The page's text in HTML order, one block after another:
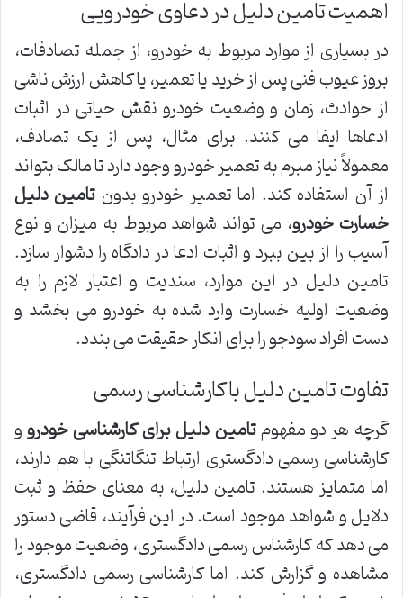
اهمیت تامین دلیل در دعاوی خودرویی
در بسیاری از موارد مربوط به خودرو، از جمله تصادفات،
بروز عیوب فنی پس از خرید یا تعمیر، یا کاهش ارزش ناشی
از حوادث، زمان و وضعیت خودرو نقش حیاتی در اثبات
ادعاها ایفا می کنند. برای مثال، پس از یک تصادف،
معمولاً نیاز مبرم به تعمیر خودرو وجود دارد تا مالک بتواند
از آن استفاده کند. اما تعمیر خودرو بدونتامین دلیل
خسارت خودرو، می تواند شواهد مربوط به میزان و نوع
آسیب را از بین ببرد و اثبات ادعا در دادگاه را دشوار سازد.
تامین دلیل در این موارد، سندیت و اعتبار لازم را به
وضعیت اولیه خسارت وارد شده به خودرو می بخشد و
دست افراد سودجو را برای انکار حقیقت می بندد.
تفاوت تامین دلیل با کارشناسی رسمی
گرچه هر دو مفهومتامین دلیل برای کارشناسی خودروو
کارشناسی رسمی دادگستری ارتباط تنگاتنگی با هم دارند،
اما متمایز هستند. تامین دلیل، به معنای حفظ و ثبت
دلایل و شواهد موجود است. در این فرآیند، قاضی دستور
می دهد که کارشناس رسمی دادگستری، وضعیت موجود را
مشاهده و گزارش کند. اما کارشناسی رسمی دادگستری،